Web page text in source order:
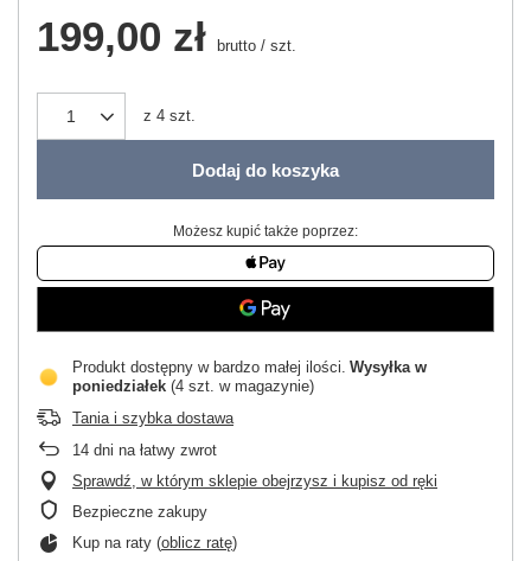
199,00 zł brutto / szt.
z 4 szt.
Dodaj do koszyka
Możesz kupić także poprzez:
Produkt dostępny w bardzo małej ilości Wysyłka w
poniedziałek (4 szt. w magazynie)
Tania i szybka dostawa
14 dni na łatwy zwrot
Sprawdź, w którym sklepie obejrzysz i kupisz od ręki
Bezpieczne zakupy
Kup na raty (oblicz ratę)